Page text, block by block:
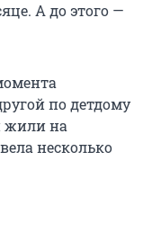
А до этого —
по детдому
жили на
несколько